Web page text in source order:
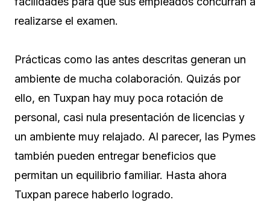
realizarse el examen.
Prácticas como las antes descritas generan un
ambiente de mucha colaboración. Quizás por
ello, en Tuxpan hay muy poca rotación de
personal, casi nula presentación de licencias y
un ambiente muy relajado. Al parecer, las Pymes
también pueden entregar beneficios que
permitan un equilibrio familiar. Hasta ahora
Tuxpan parece haberlo logrado.